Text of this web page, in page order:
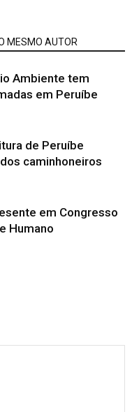
MESMO AUTOR
Ambiente tem
em Peruíbe
de Peruíbe
caminhoneiros
em Congresso
Humano